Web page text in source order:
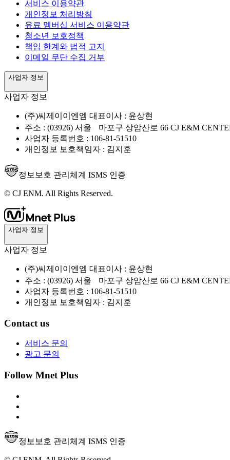
서비스 이용약관
개인정보 처리방침
유료 멤버십 서비스 이용약관
청소년 보호정책
책임 한계와 법적 고지
이메일 무단 수집 거부
사업자 정보
사업자 정보
(주)씨제이이엔엠 대표이사 : 윤상현
주소 : (03926) 서울 마포구 상암산로 66 CJ E&M
사업자 등록번호 : 106-81-51510
개인정보 보호책임자 : 김지훈
정보보호 관리체계 ISMS 인증
© CJ ENM. All Rights Reserved.
사업자 정보
사업자 정보
(주)씨제이이엔엠 대표이사 : 윤상현
주소 : (03926) 서울 마포구 상암산로 66 CJ E&M
사업자 등록번호 : 106-81-51510
개인정보 보호책임자 : 김지훈
Contact us
서비스 문의
광고 문의
Follow Mnet Plus
정보보호 관리체계 ISMS 인증